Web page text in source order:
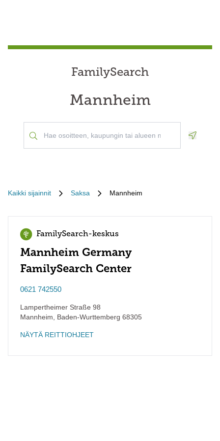
FamilySearch
Mannheim
Kaikki sijainnit Saksa Mannheim
FamilySearch-keskus
Mannheim Germany
FamilySearch Center
0621 742550
Lampertheimer Straße 98
Mannheim
Baden-Wurttemberg 68305
NÄYTÄ REITTIOHJEET